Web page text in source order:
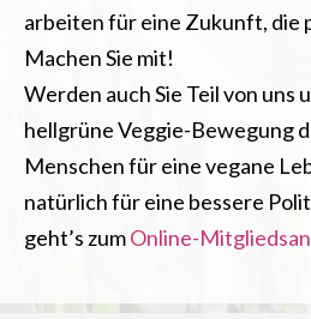
arbeiten für eine Zukunft, die
Machen Sie mit!
Werden auch Sie Teil von uns
hellgrüne Veggie-Bewegung
Menschen für eine vegane
natürlich für eine bessere
geht’s zumOnline-